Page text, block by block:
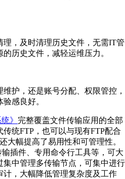
，及时清理历史文件，无需IT管
历史文件，减轻运维压力。
护，还是账号分配、权限管控，
感良好。
》 完整覆盖⽂件传输应⽤的全部
统FTP，也可以与现有FTP配合
大幅提高了易用性和可管理性。
插件、专⽤命令⾏⼯具等，可⼤
中管理多传输节点，可集中进⾏
，⼤幅降低管理复杂度及⼯作